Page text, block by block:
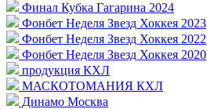
Финал Кубка Гагарина 2024
Фонбет Неделя Звезд Хоккея 2023
Фонбет Неделя Звезд Хоккея 2022
Фонбет Неделя Звезд Хоккея 2020
продукция КХЛ
МАСКОТОМАНИЯ КХЛ
Динамо Москва